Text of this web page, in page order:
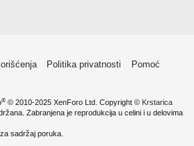
Politika privatnosti
Pomoć
® © 2010-2025 XenForo Ltd. Copyright © Krstarica
Zabranjena je reprodukcija u celini i u delovima
sadržaj poruka.